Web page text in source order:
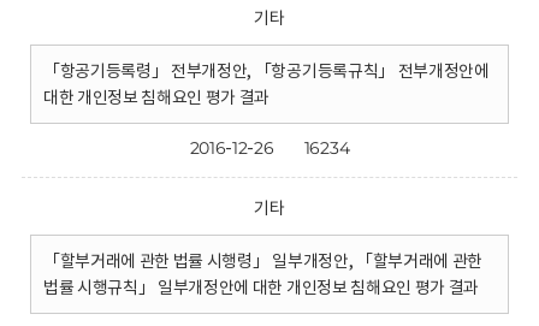
기타
「항공기등록령」 전부개정안, 「항공기등록규칙」 전부개정안에
대한 개인정보 침해요인 평가 결과
2016-12-26 16234
기타
「할부거래에 관한 법률 시행령」 일부개정안, 「할부거래에 관한
법률 시행규칙」 일부개정안에 대한 개인정보 침해요인 평가 결과